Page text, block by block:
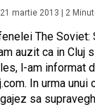
martie 2013 2
The
auzit ca in Cluj
l-am informat
In urma unui
sa